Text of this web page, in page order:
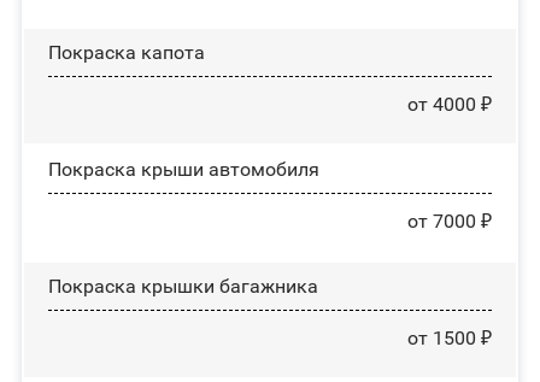
Покраска капота
от 4000 ₽
Покраска крыши автомобиля
от 7000 ₽
Покраска крышки багажника
от 1500 ₽